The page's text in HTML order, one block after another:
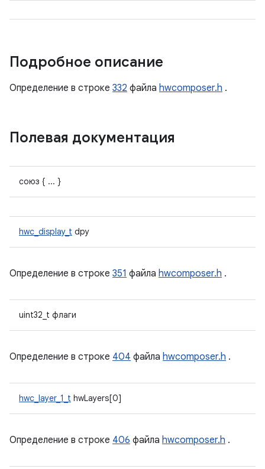
Подробное описание
Определение в строке 332 файла hwcomposer.h .
Полевая документация
союз { ... }
hwc_display_t dpy
Определение в строке 351 файла hwcomposer.h .
uint32_t флаги
Определение в строке 404 файла hwcomposer.h .
hwc_layer_1_t hwLayers[0]
Определение в строке 406 файла hwcomposer.h .